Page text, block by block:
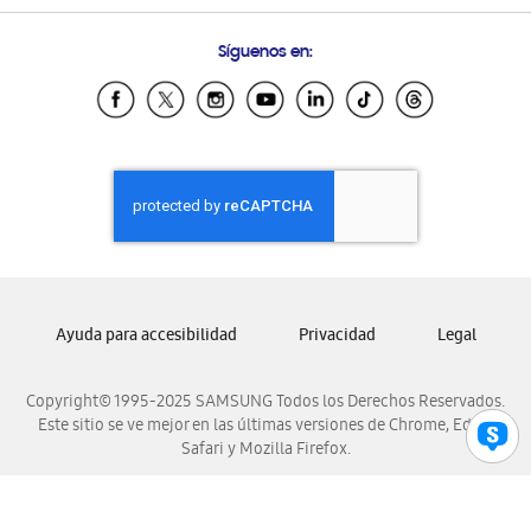
Samsung Ecuador
Samsung El Salvador
Samsung Honduras
Samsung Nicaragua
Samsung Panamá
Samsung Venezuela
Síguenos en:
Copyright© 1995-2025 SAMSUNG Todos los Derechos Reservados.
Este sitio se ve mejor en las últimas versiones de Chrome, Edge,
Safari y Mozilla Firefox.
Ayuda para accesibilidad Privacidad Legal